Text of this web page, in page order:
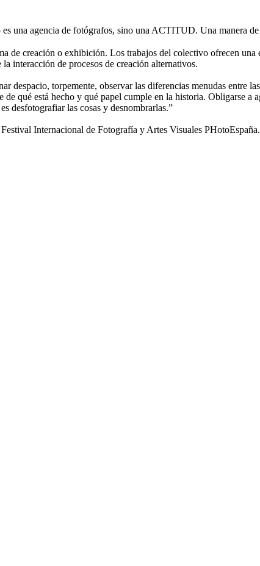
una agencia de fotógrafos, sino una ACTITUD. Una manera
de creación o exhibición. Los trabajos del colectivo ofrecen
interacción de procesos de creación alternativos.
despacio, torpemente, observar las diferencias menudas entre
qué está hecho y qué papel cumple en la historia. Obligarse
desfotografiar las cosas y desnombrarlas.”
Internacional de Fotografía y Artes Visuales PHotoEspaña.